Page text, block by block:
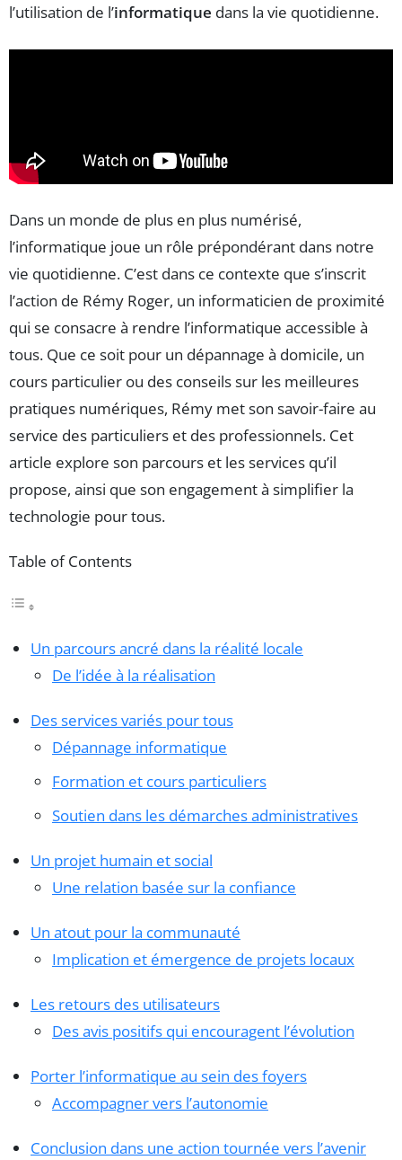
l’utilisation de l’informatique dans la vie quotidienne.
Dans un monde de plus en plus numérisé,
l’informatique joue un rôle prépondérant dans notre
vie quotidienne. C’est dans ce contexte que s’inscrit
l’action de Rémy Roger, un informaticien de proximité
qui se consacre à rendre l’informatique accessible à
tous. Que ce soit pour un dépannage à domicile, un
cours particulier ou des conseils sur les meilleures
pratiques numériques, Rémy met son savoir-faire au
service des particuliers et des professionnels. Cet
article explore son parcours et les services qu’il
propose, ainsi que son engagement à simplifier la
technologie pour tous.
Table of Contents
Un parcours ancré dans la réalité locale
De l’idée à la réalisation
Des services variés pour tous
Dépannage informatique
Formation et cours particuliers
Soutien dans les démarches administratives
Un projet humain et social
Une relation basée sur la confiance
Un atout pour la communauté
Implication et émergence de projets locaux
Les retours des utilisateurs
Des avis positifs qui encouragent l’évolution
Porter l’informatique au sein des foyers
Accompagner vers l’autonomie
Conclusion dans une action tournée vers l’avenir